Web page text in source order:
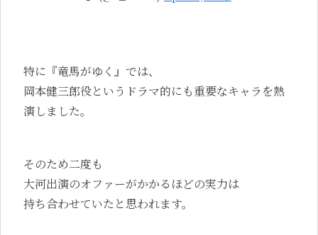
特に『竜馬がゆく』では、
岡本健三郎役というドラマ的にも重要なキャラを熱
演しました。
そのため二度も
大河出演のオファーがかかるほどの実力は
持ち合わせていたと思われます。